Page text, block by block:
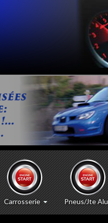
Carrosserie Pneus/Jte Alu